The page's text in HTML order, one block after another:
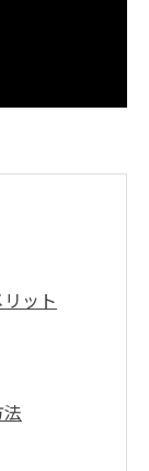
ット